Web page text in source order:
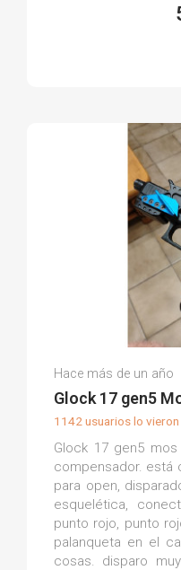
Patrick W.
(0)
Hace más de un año
Glock 17 gen5
1142 usuarios lo vieron
Glock 17 gen5
compensador. está
para open,
esquelética,
punto rojo, punto
palanqueta en el
cosas. disparo